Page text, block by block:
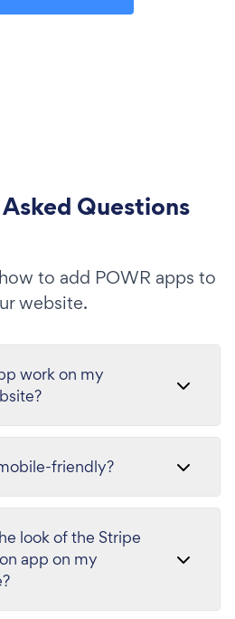
Questions
to add POWR apps to
website.
work on my
friendly?
look of the Stripe
app on my